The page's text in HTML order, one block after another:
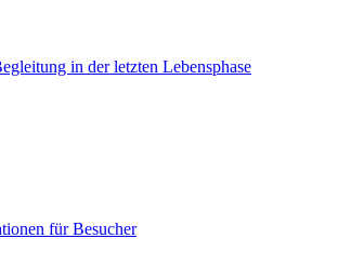
in der letzten Lebensphase
für Besucher